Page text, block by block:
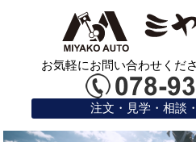
お気軽にお問い合わせくだ
注文・見学・相談